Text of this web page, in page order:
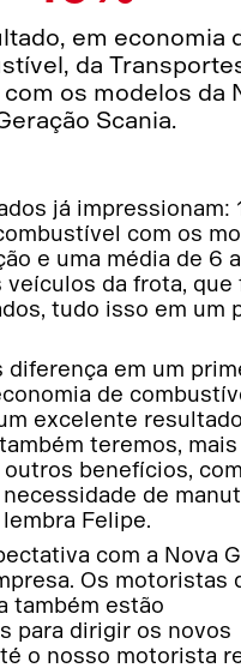
em economia
da
os modelos da
Scania.
já impressionam:
com os
e uma média de 6
da frota, que
tudo isso em um
diferença em um
de
excelente
teremos, mais
benefícios,
de
Felipe.
com a Nova
Os motoristas
também estão
para dirigir os novos
o nosso motorista